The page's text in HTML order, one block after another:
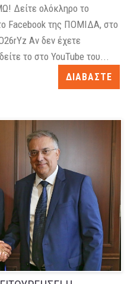
Δείτε ολόκληρο το
Facebook της ΠΟΜΙΔΑ, στο
Αν δεν έχετε
το στο YouTube του...
ΔΙΑΒΑΣΤΕ